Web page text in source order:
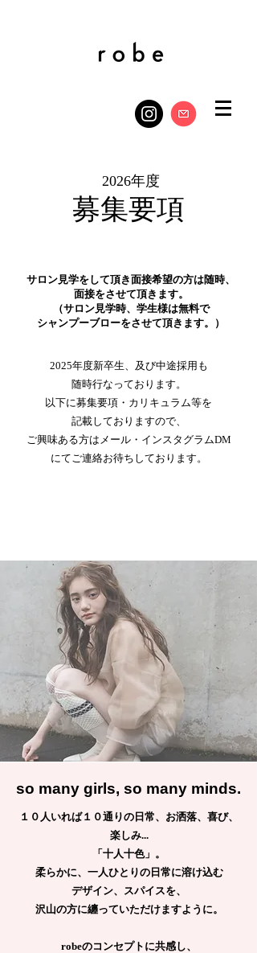
2026年度
募集要項
サロン見学をして頂き面接希望の方は随時、
面接をさせて頂きます。
​（サロン見学時、学生様は無料で
シャンプーブローをさせて頂きます。）
2025年度新卒生、及び中途採用も
随時行なっております。
​以下に募集要項・カリキュラム等を
記載しておりますので、
ご興味ある方はメール・インスタグラムDM
にてご連絡お待ちしております。
so many girls, so many minds.
１０人いれば１０通りの日常、お洒落、喜び、
楽しみ...
「十人十色」。
柔らかに、一人ひとりの日常に溶け込む
デザイン、スパイスを、
​沢山の方に纏っていただけますように。
robeのコンセプトに共感し、